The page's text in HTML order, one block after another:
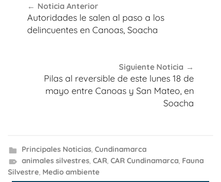
de
entradas
Noticia Anterior
Autoridades le salen al paso a los
delincuentes en Canoas, Soacha
Siguiente Noticia
Pilas al reversible de este lunes 18 de
mayo entre Canoas y San Mateo, en
Soacha
Principales Noticias, Cundinamarca
animales silvestres, CAR, CAR Cundinamarca, Fauna
Silvestre, Medio ambiente